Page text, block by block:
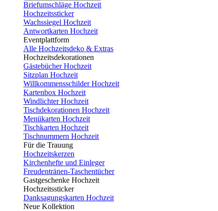
Briefumschläge Hochzeit
Hochzeitssticker
Wachssiegel Hochzeit
Antwortkarten Hochzeit
Eventplattform
Alle Hochzeitsdeko & Extras
Hochzeitsdekorationen
Gästebücher Hochzeit
Sitzplan Hochzeit
Willkommensschilder Hochzeit
Kartenbox Hochzeit
Windlichter Hochzeit
Tischdekorationen Hochzeit
Menükarten Hochzeit
Tischkarten Hochzeit
Tischnummern Hochzeit
Für die Trauung
Hochzeitskerzen
Kirchenhefte und Einleger
Freudentränen-Taschentücher
Gastgeschenke Hochzeit
Hochzeitssticker
Danksagungskarten Hochzeit
Neue Kollektion